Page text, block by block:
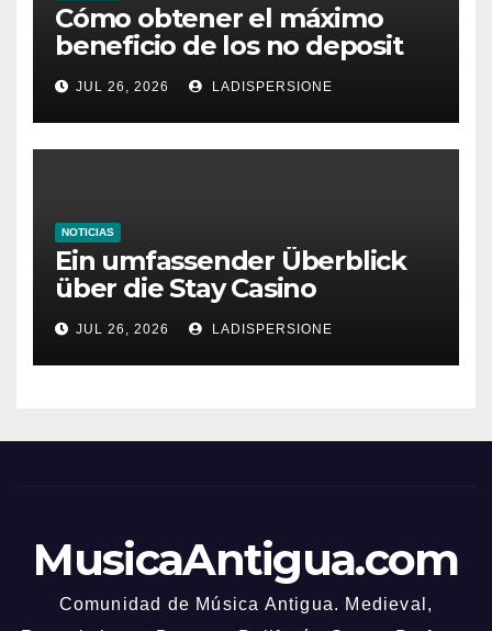
Cómo obtener el máximo
beneficio de los no deposit
bonus codes de roby casino
JUL 26, 2026 LADISPERSIONE
NOTICIAS
Ein umfassender Überblick
über die Stay Casino
Bonusbedingungen
JUL 26, 2026 LADISPERSIONE
MusicaAntigua.com
Comunidad de Música Antigua. Medieval,